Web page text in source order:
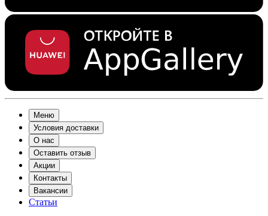
Меню
Условия доставки
О нас
Оставить отзыв
Акции
Контакты
Вакансии
Статьи